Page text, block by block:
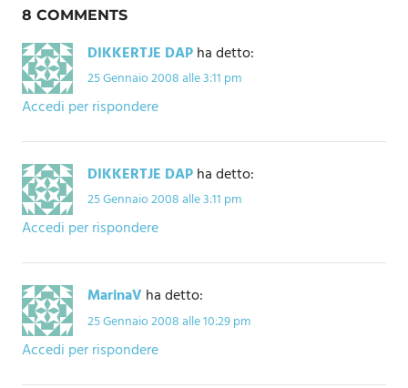
8 COMMENTS
DIKKERTJE DAPha detto:
25 Gennaio 2008 alle 3:11 pm
Accedi per rispondere
DIKKERTJE DAPha detto:
25 Gennaio 2008 alle 3:11 pm
Accedi per rispondere
MarinaV ha detto:
25 Gennaio 2008 alle 10:29 pm
Accedi per rispondere